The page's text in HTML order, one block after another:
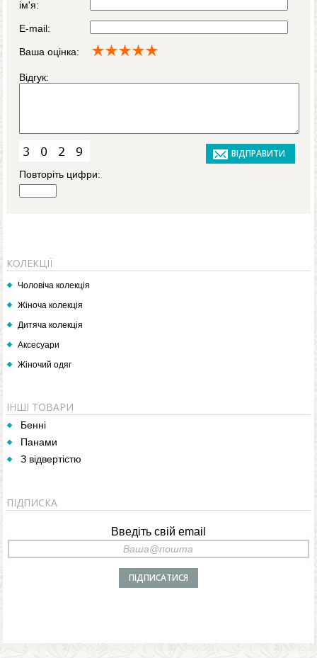
ім'я:
E-mail:
Ваша оцінка:
Відгук:
Повторіть цифри:
КОЛЕКЦІЇ
Чоловіча колекція
Жіноча колекція
Дитяча колекція
Аксесуари
Жіночий одяг
ІНШІ ТОВАРИ
Бенні
Панами
З відвертістю
ПІДПИСКА
Введіть свій email